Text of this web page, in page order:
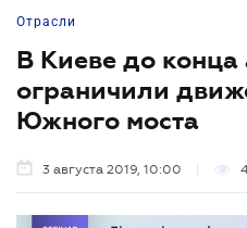
Отрасли
В Киеве до конца
ограничили
Южного моста
3 августа 2019, 10:00